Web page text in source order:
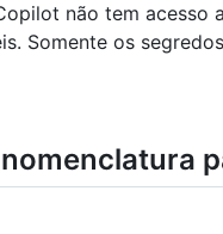
não tem acesso
Somente os